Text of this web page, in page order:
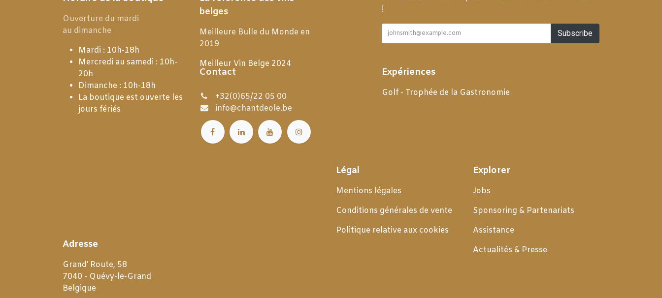
!
Subscribe
Contact
+32(0)65/22 05 00
info@chantdeole.be
Ouverture du mardi
au dimanche
Mardi : 10h-18h
Mercredi au samedi : 10h-
20h
Dimanche : 10h-18h
La boutique est ouverte les
jours fériés
belges
Meilleure Bulle du Monde en
2019
Meilleur Vin Belge 2024
Expériences
Golf - Trophée de la Gastronomie
Explorer
Jobs
Sponsoring & Partenariats
Assistance
Actualités & Presse
Légal
Mentions légales
Conditions générales de vente
Politique relative aux cookies
Adresse
Grand’ Route, 58
7040 - Quévy-le-Grand
Belgique